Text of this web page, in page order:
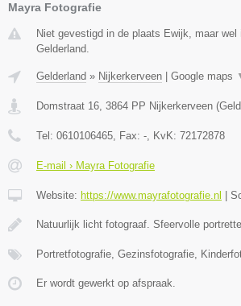
Mayra Fotografie
Niet gevestigd in de plaats Ewijk, maar wel
Gelderland.
Gelderland » Nijkerkerveen Google maps
Domstraat 16, 3864 PP Nijkerkerveen (
Tel: 0610106465, Fax: -, KvK: 72172878
E-mail › Mayra Fotografie
Website: https://www.mayrafotografie.nl
Natuurlijk licht fotograaf. Sfeervolle
Portretfotografie, Gezinsfotografie,
Er wordt gewerkt op afspraak.